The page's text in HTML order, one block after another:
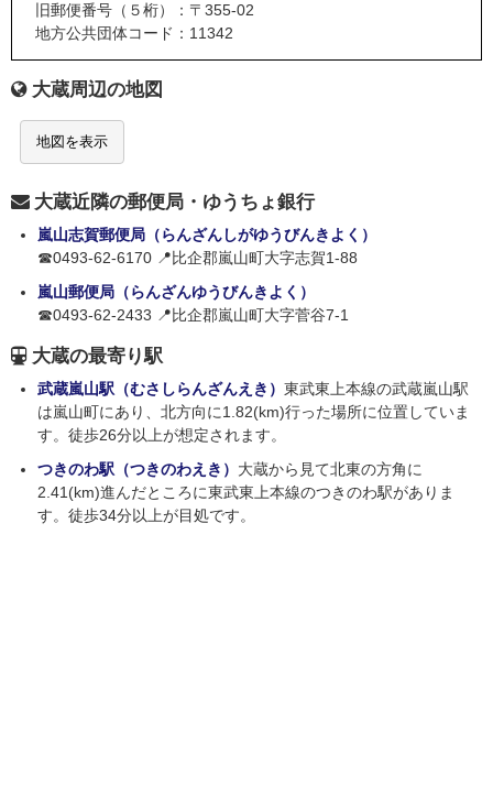
旧郵便番号（５桁）：〒355-02
地方公共団体コード：11342
大蔵周辺の地図
地図を表示
大蔵近隣の郵便局・ゆうちょ銀行
嵐山志賀郵便局（らんざんしがゆうびんきよく）
☎0493-62-6170 📍比企郡嵐山町大字志賀1-88
嵐山郵便局（らんざんゆうびんきよく）
☎0493-62-2433 📍比企郡嵐山町大字菅谷7-1
大蔵の最寄り駅
武蔵嵐山駅（むさしらんざんえき） 東武東上本線の武蔵嵐山駅
は嵐山町にあり、北方向に1.82(km)行った場所に位置していま
す。徒歩26分以上が想定されます。
つきのわ駅（つきのわえき） 大蔵から見て北東の方角に
2.41(km)進んだところに東武東上本線のつきのわ駅がありま
す。徒歩34分以上が目処です。